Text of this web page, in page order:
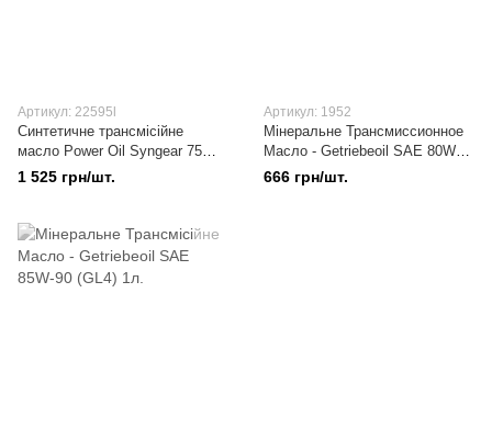
Артикул: 22595l
Синтетичне трансмісійне
масло Power Oil Syngear 75W-
90 5L
1 525 грн/шт.
Артикул: 1952
Мінеральне Трансмиссионное
Масло - Getriebeoil SAE 80W
(GL4) 1л.
666 грн/шт.